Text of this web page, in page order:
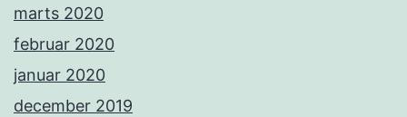
marts 2020
februar 2020
januar 2020
december 2019